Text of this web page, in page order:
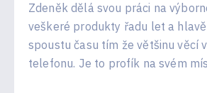
Zdeněk dělá svou práci na
veškeré produkty řadu let a
spoustu času tím že většinu věcí
telefonu. Je to profík na svém